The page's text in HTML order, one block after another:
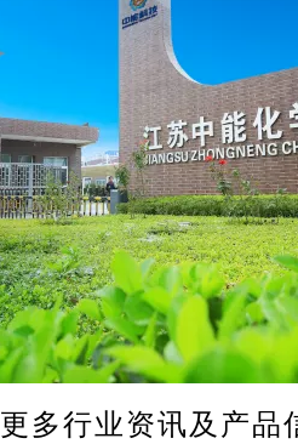
更多行业资讯及产品